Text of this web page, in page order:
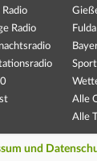
Radio
Radio
Sport
Alle
Alle
und